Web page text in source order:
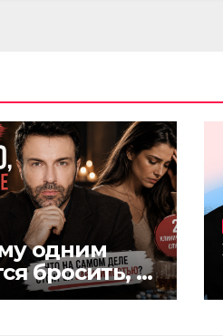
одним
бросить, а
— нет?